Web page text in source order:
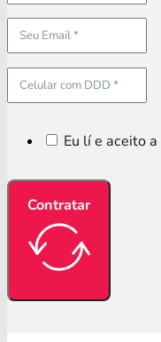
Eu lí e aceito a
Contratar